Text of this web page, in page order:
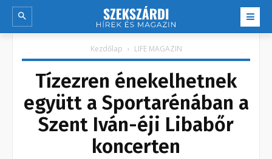
Kezdőlap LIFE MAGAZIN
Tízezren énekelhetnek
együtt a Sportarénában a
Szent Iván-éji Libabőr
koncerten